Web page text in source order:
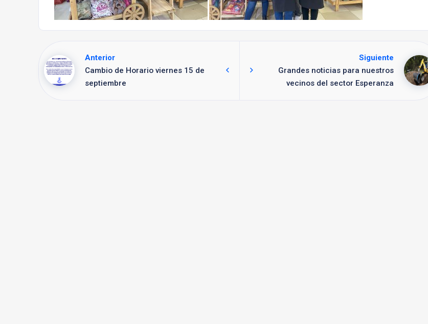
Anterior
Cambio de Horario viernes 15 de
septiembre
Siguiente
Grandes noticias para nuestros
vecinos del sector Esperanza